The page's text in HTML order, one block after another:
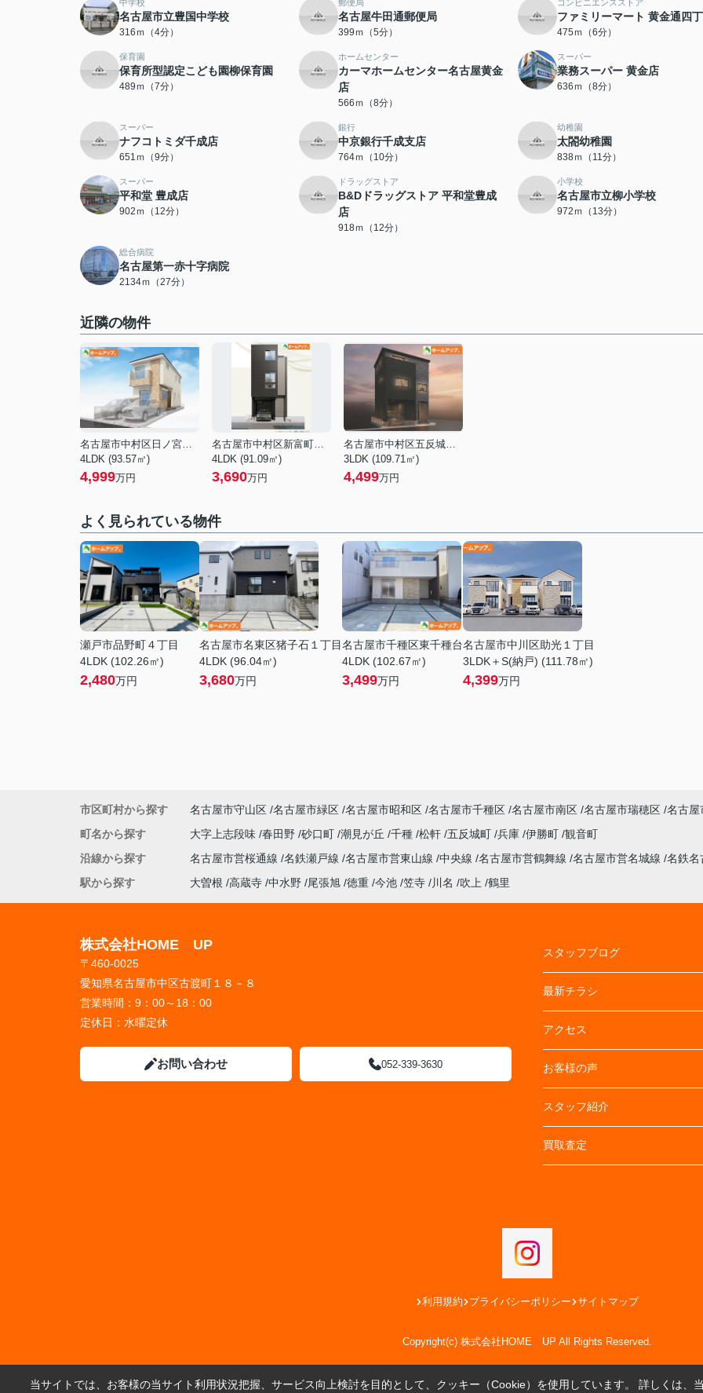
中学校
名古屋市立豊国中学校
316ｍ（4分）
郵便局
名古屋牛田通郵便局
399ｍ（5分）
コンビニエンスストア
ファミリーマート 黄金通四
475ｍ（6分）
保育園
保育所型認定こども園柳保育園
489ｍ（7分）
ホームセンター
カーマホームセンター名古屋黄金
店
566ｍ（8分）
スーパー
業務スーパー 黄金店
636ｍ（8分）
スーパー
ナフコトミダ千成店
651ｍ（9分）
銀行
中京銀行千成支店
764ｍ（10分）
幼稚園
太閤幼稚園
838ｍ（11分）
スーパー
平和堂 豊成店
902ｍ（12分）
ドラッグストア
B&Dドラッグストア 平和堂豊成
店
918ｍ（12分）
小学校
名古屋市立柳小学校
972ｍ（13分）
総合病院
名古屋第一赤十字病院
2134ｍ（27分）
近隣の物件
名古屋市中村区日ノ宮町４丁目
4LDK (93.57㎡)
4,999万円
名古屋市中村区新富町３丁目
4LDK (91.09㎡)
3,690万円
名古屋市中村区五反城町６丁目
3LDK (109.71㎡)
4,499万円
よく見られている物件
瀬戸市品野町４丁目
4LDK (102.26㎡)
2,480万円
名古屋市名東区猪子石１丁目
4LDK (96.04㎡)
3,680万円
名古屋市千種区東千種台
4LDK (102.67㎡)
3,499万円
名古屋市中川区助光１丁目
3LDK＋S(納戸) (111.78㎡)
4,399万円
市区町村から探す 名古屋市守山区 名古屋市緑区 名古屋市昭和区 名古屋市千種区 名古屋市南区 名古屋市瑞穂区 名古屋
町名から探す
大字上志段味 春田野 砂口町 潮見が丘 千種 松軒 五反城町 兵庫 伊勝町 観音町
沿線から探す
名古屋市営桜通線 名鉄瀬戸線 名古屋市営東山線 中央線 名古屋市営鶴舞線 名古屋市営名城線 名鉄
駅から探す
大曽根 高蔵寺 中水野 尾張旭 徳重 今池 笠寺 川名 吹上 鶴里
株式会社HOME UP
〒460-0025
愛知県名古屋市中区古渡町１８－８
営業時間： 9：00～18：00
定休日： 水曜定休
お問い合わせ 052-339-3630
スタッフブログ
最新チラシ
アクセス
お客様の声
スタッフ紹介
買取査定
利用規約 プライバシーポリシー サイトマップ
Copyright(c) 株式会社HOME UP All Rights Reserved.
当サイトでは、お客様の当サイト利用状況把握、サービス向上検討を目的として、クッキー（Cookie）を使用しています。 詳しくは、